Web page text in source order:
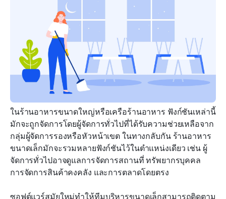
ในร้านอาหารขนาดใหญ่หรือเครือร้านอาหาร ฟังก์ชันเหล่านี้
มักจะถูกจัดการโดยผู้จัดการทั่วไปที่ได้รับความช่วยเหลือจาก
กลุ่มผู้จัดการรองหรือหัวหน้าเขต ในทางกลับกัน ร้านอาหาร
ขนาดเล็กมักจะรวมหลายฟังก์ชันไว้ในตำแหน่งเดียว เช่น ผู้
จัดการทั่วไปอาจดูแลการจัดการสถานที่ ทรัพยากรบุคคล
การจัดการสินค้าคงคลัง และการตลาดโดยตรง
ซอฟต์แวร์สมัยใหม่ทำให้ทีมบริหารขนาดเล็กสามารถติดตาม